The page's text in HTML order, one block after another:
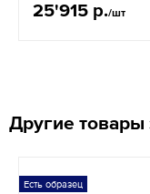
25'915 р./шт
Другие товары
Есть образец